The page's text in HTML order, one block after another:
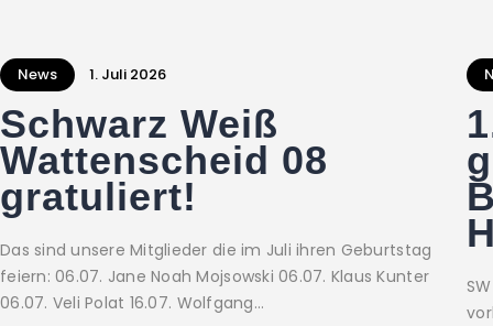
News 1. Juli 2026
Schwarz Weiß
Wattenscheid 08
gratuliert!
Das sind unsere Mitglieder die im Juli ihren Geburtstag
feiern: 06.07. Jane Noah Mojsowski 06.07. Klaus Kunter
06.07. Veli Polat 16.07. Wolfgang…